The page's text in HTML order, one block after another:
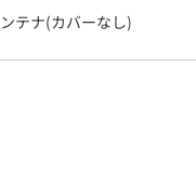
テナ(カバーなし)